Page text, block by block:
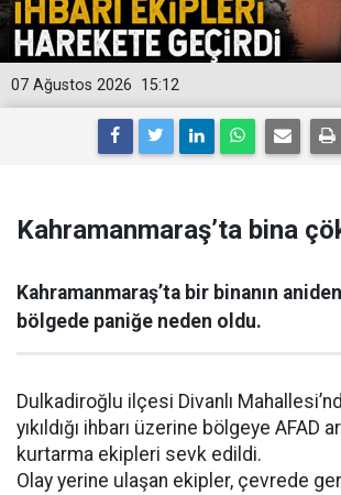
15:12
07 Ağustos 2026
Kahramanmaraş’ta bina
Kahramanmaraş’ta bir binanın
bölgede paniğe neden oldu.
Dulkadiroğlu ilçesi Divanlı
yıkıldığı ihbarı üzerine bölgeye AFAD
kurtarma ekipleri sevk edildi.
Olay yerine ulaşan ekipler, çevrede